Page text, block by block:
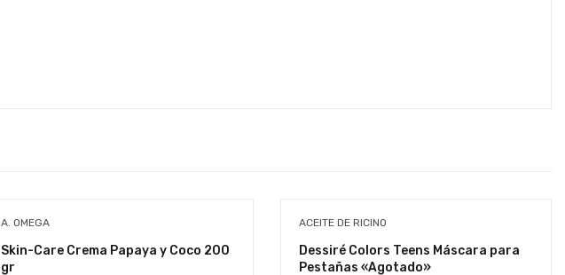
A. OMEGA
Skin-Care Crema Papaya y Coco 200
gr
ACEITE DE RICINO
Dessiré Colors Teens Máscara para
Pestañas «Agotado»